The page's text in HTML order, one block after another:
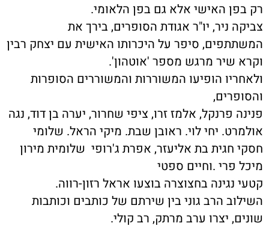
רק בפן האישי אלא גם בפן הלאומי.
צביקה ניר, יו"ר אגודת הסופרים, בירך את
המשתתפים, סיפר על היכרותו האישית עם יצחק רבין
וקרא שיר מרגש מספר 'אוטהון'.
ולאחריו הופיעו המשוררות והמשוררים הסופרות
והסופרים,
פנינה פרנקל, אלמז זרו, ציפי שחרור, יערה בן דוד, נגה
אולמרט. יחי לוי. ראובן שבת. מיקי הראל. שלומי
חסקי חגית בת אליעזר, אפרת ג'רופי שלומית מירון
מיכל פרי .וחיים ספטי
קטעי נגינה בחצוצרה בוצעו אראל רזון-רווה.
השילוב הרב גוני בין שירתם של כותבים וכותבות
שונים, יצרו ערב מרתק, רב קולי.